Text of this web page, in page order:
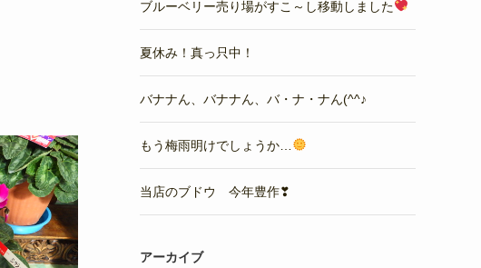
ブルーベリー売り場がすこ～し移動しました
夏休み！真っ只中！
バナナん、バナナん、バ・ナ・ナん(^^♪
もう梅雨明けでしょうか…
当店のブドウ 今年豊作❣
アーカイブ